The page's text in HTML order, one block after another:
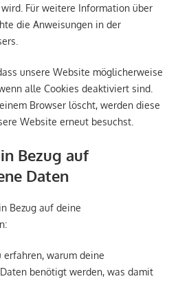
Für weitere Information über
die Anweisungen in der
unsere Website möglicherweise
alle Cookies deaktiviert sind.
Browser löscht, werden diese
Website erneut besuchst.
Bezug auf
Daten
Bezug auf deine
erfahren, warum deine
benötigt werden, was damit